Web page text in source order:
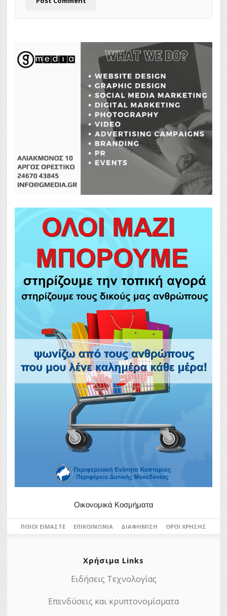
Οικονομικά Κοσμήματα
ΠΟΙΟΙ ΕΊΜΑΣΤΕ ΕΠΙΚΟΙΝΩΝΊΑ ΔΙΑΦΉΜΙΣΗ ΌΡΟΙ ΧΡΉΣΗΣ
Χρήσιμα Links
Ειδήσεις Τεχνολογίας
Επενδύσεις και κρυπτονομίσματα